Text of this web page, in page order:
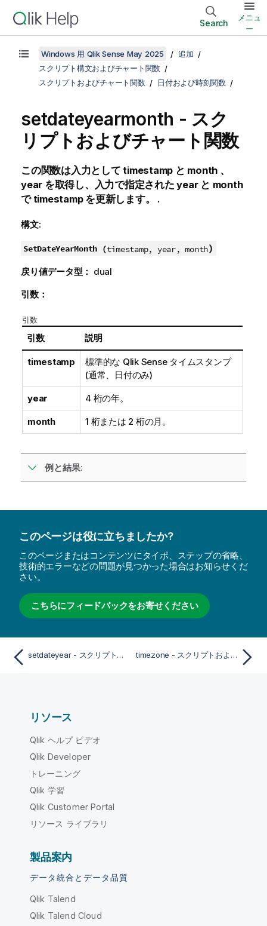
Search
メニュ
ー
Windows 用 Qlik Sense May 2025
追加
スクリプト構文およびチャート関数
スクリプトおよびチャート関数
日付および時刻関数
setdateyearmonth - スク
リプトおよびチャート関数
この関数は入力として timestamp と month 、
year を取得し、入力で指定されたyearと month
で timestamp を更新します。 .
構文:
SetDateYearMonth (timestamp, year, month)
戻り値データ型： dual
引数：
引数
引数 説明
timestamp 標準的な Qlik Senseタイムスタンプ
(通常、日付のみ)
year 4 桁の年。
month 1 桁または 2 桁の月。
例と結果:
このページは役に立ちましたか?
このページまたはコンテンツにタイポ、ステップの省略、
技術的エラーなどの問題が見つかった場合はお知らせくだ
さい。
こちらにフィードバックをお寄せください
setdateyear - スクリプトおよびチャート関数 timezone - スクリプトおよびチャート関数
リソース
Qlik ヘルプ ビデオ
Qlik Developer
トレーニング
Qlik 学習
Qlik Customer Portal
リソース ライブラリ
製品案内
データ統合とデータ品質
Qlik Talend
Qlik Talend Cloud